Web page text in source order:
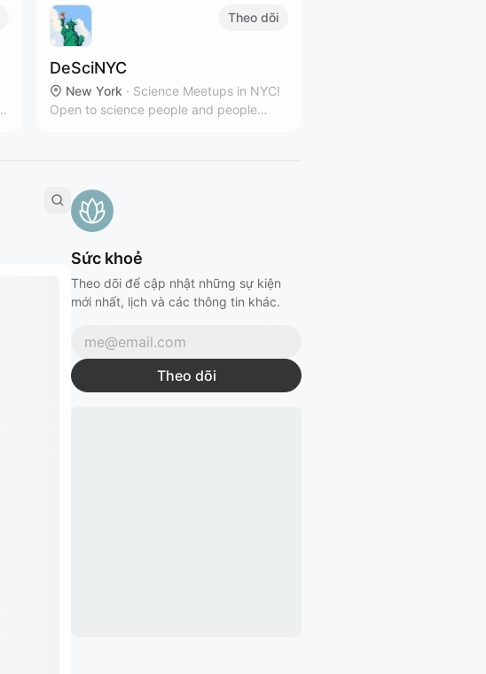
Theo dõi
DeSciNYC
New York · Science Meetups in NYC!
Open to science people and people
Sức khoẻ
Theo dõi để cập nhật những sự kiện
mới nhất, lịch và các thông tin khác.
Theo dõi